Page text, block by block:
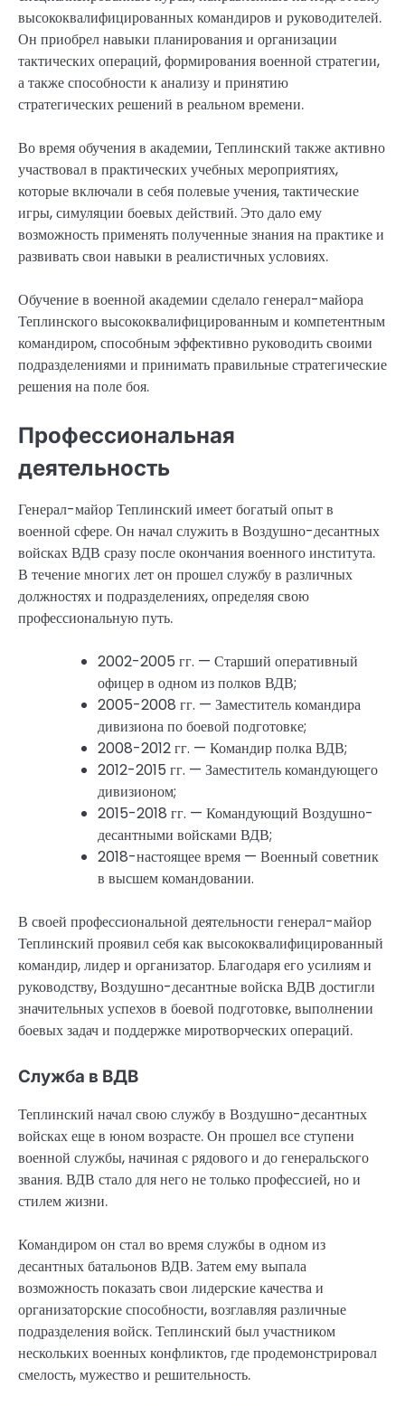
высококвалифицированных командиров и руководителей.
Он приобрел навыки планирования и организации
тактических операций, формирования военной стратегии,
а также способности к анализу и принятию
стратегических решений в реальном времени.
Во время обучения в академии, Теплинский также активно
участвовал в практических учебных мероприятиях,
которые включали в себя полевые учения, тактические
игры, симуляции боевых действий. Это дало ему
возможность применять полученные знания на практике и
развивать свои навыки в реалистичных условиях.
Обучение в военной академии сделало генерал-майора
Теплинского высококвалифицированным и компетентным
командиром, способным эффективно руководить своими
подразделениями и принимать правильные стратегические
решения на поле боя.
Профессиональная
деятельность
Генерал-майор Теплинский имеет богатый опыт в
военной сфере. Он начал служить в Воздушно-десантных
войсках ВДВ сразу после окончания военного института.
В течение многих лет он прошел службу в различных
должностях и подразделениях, определяя свою
профессиональную путь.
2002-2005 гг. — Старший оперативный
офицер в одном из полков ВДВ;
2005-2008 гг. — Заместитель командира
дивизиона по боевой подготовке;
2008-2012 гг. — Командир полка ВДВ;
2012-2015 гг. — Заместитель командующего
дивизионом;
2015-2018 гг. — Командующий Воздушно-
десантными войсками ВДВ;
2018-настоящее время — Военный советник
в высшем командовании.
В своей профессиональной деятельности генерал-майор
Теплинский проявил себя как высококвалифицированный
командир, лидер и организатор. Благодаря его усилиям и
руководству, Воздушно-десантные войска ВДВ достигли
значительных успехов в боевой подготовке, выполнении
боевых задач и поддержке миротворческих операций.
Служба в ВДВ
Теплинский начал свою службу в Воздушно-десантных
войсках еще в юном возрасте. Он прошел все ступени
военной службы, начиная с рядового и до генеральского
звания. ВДВ стало для него не только профессией, но и
стилем жизни.
Командиром он стал во время службы в одном из
десантных батальонов ВДВ. Затем ему выпала
возможность показать свои лидерские качества и
организаторские способности, возглавляя различные
подразделения войск. Теплинский был участником
нескольких военных конфликтов, где продемонстрировал
смелость, мужество и решительность.